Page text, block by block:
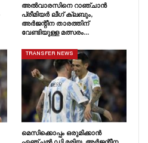
അൽവാരസിനെ റാഞ്ചാൻ
പ്രീമിയർ ലീഗ് ക്ലബും,
അർജന്റീന താരത്തിന്
വേണ്ടിയുള്ള മത്സരം…
TRANSFER NEWS
മെസിക്കൊപ്പം ഒരുമിക്കാൻ